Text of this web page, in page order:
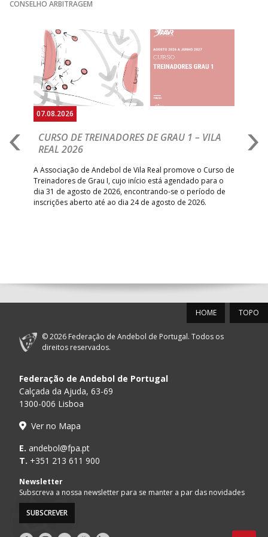
15:00 9
GINÁSIOCSTIRSO /
11 FC PORTO
142 CALE _ - _
ABC DE BRAGA /
143
AD ACADEMIA
ANDEBOL SPS
18:30 14
Bodegão/CCR/Proteu
_ - _ SL BENFICA
12
MILANEZA
_ - _ CF OS
140 CD FEIRENSE /Movit _ - _
CJ A. GARRETT
15:00 147 MADEIRA SAD
15:00 20 CF OS BELENENSES
16:00
16:00 16
ANDEBOL SAD
17:00 149
Bettermann
17:15 145
CONSELHO ARBITRAGEM
07.08.2026
CURSO DE TREINADORES DE GRAU 1 – VILA
REAL 2026
A Associação de Andebol de Vila Real promove o Curso de
Treinadores de Grau I, cujo início está agendado para o
dia 31 de agosto de 2026, encontrando-se o período de
inscrições aberto até ao dia 24 de agosto de 2026.
Anterior
TOPO
HOME
© 2026 Federação de Andebol de Portugal. Todos os
direitos reservados.
Federação de Andebol de Portugal
Calçada da Ajuda, 63-69
1300-006 Lisboa
Ver no Mapa
E. andebol@fpa.pt
T. +351 213 611 900
Newsletter
Subscreva a nossa newsletter para se manter a par das novidades
SUBSCREVER